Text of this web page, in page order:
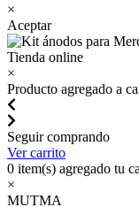
×
Aceptar
×
Producto agregado a
Seguir comprando
Ver carrito
0 item(s) agregado tu
×
MUTMA